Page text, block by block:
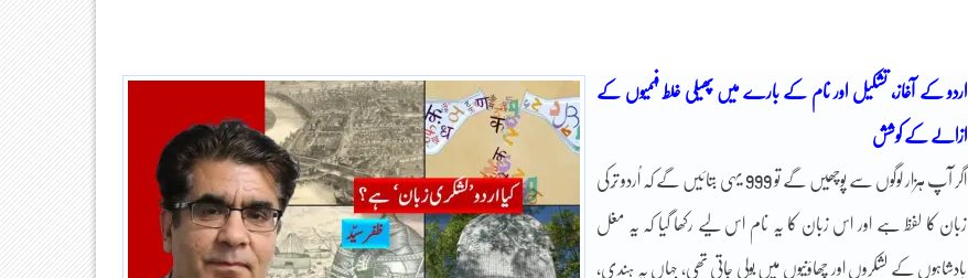
اردو کے آغاز، تشکیل اور نام کے بارے میں پھیلی غلط فہمیوں کے
ازالے کے کوشش
اگر آپ ہزار لوگوں سے پوچھیں گے تو 999 یہی بتائیں گے کہ اُردو تُرکی
زبان کا لفظ ہے اور اس زبان کا یہ نام اس لیے رکھا گیا کہ یہ مغل
بادشاہوں کے لشکروں اور چھاؤنیوں میں بولی جاتی تھی، جہاں یہ ہندی،